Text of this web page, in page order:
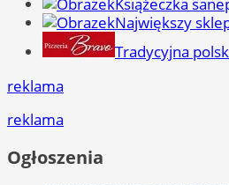
Książeczka
Największy
Tradycyjna
reklama
reklama
Ogłoszenia